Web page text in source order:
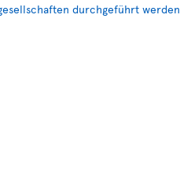
durchgeführt werden